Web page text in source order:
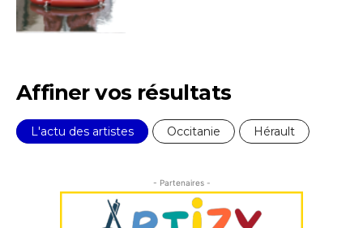
Affiner vos résultats
L'actu des artistes Occitanie Hérault
- Partenaires -